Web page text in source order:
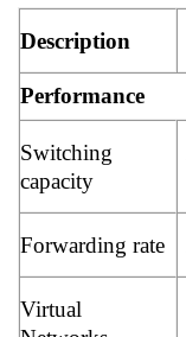
Description
Performance
Switching
capacity
Forwarding rate
Virtual